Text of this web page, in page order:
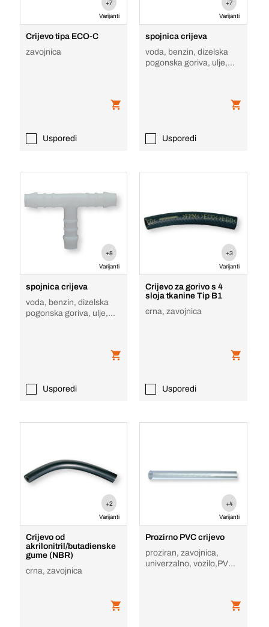
+7
Varijanti
Crijevo tipa ECO-C
zavojnica
Usporedi
+7
Varijanti
spojnica crijeva
voda, benzin, dizelska
pogonska goriva, ulje,
Usporedi
+8
Varijanti
spojnica crijeva
voda, benzin, dizelska
pogonska goriva, ulje,
Usporedi
+3
Varijanti
Crijevo za gorivo s 4
sloja tkanine Tip B1
crna, zavojnica
Usporedi
+2
Varijanti
Crijevo od
akrilonitril/butadienske
gume (NBR)
crna, zavojnica
+4
Varijanti
Prozirno PVC crijevo
proziran, zavojnica,
univerzalno, vozilo,PVC